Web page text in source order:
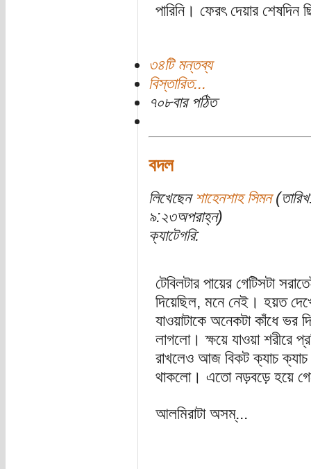
পারিনি। ফেরৎ দেয়ার
৩৪টি মন্তব্য
বিস্তারিত...
৭০৮বার পঠিত
বদল
লিখেছেন শাহেনশাহ সিমন
৯:২৩অপরাহ্ন)
ক্যাটেগরি:
টেবিলটার পায়ের গেটিসটা
দিয়েছিল, মনে নেই। হয়ত
যাওয়াটাকে অনেকটা কাঁধে ভর
লাগলো। ক্ষয়ে যাওয়া শরীরে
রাখলেও আজ বিকট ক্যাচ ক্যাচ
থাকলো। এতো নড়বড়ে হয়ে
আলমিরাটা অসম্...